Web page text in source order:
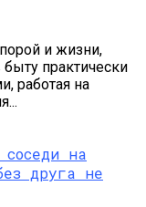
и жизни,
практически
работая на